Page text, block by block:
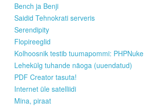
Bench ja Benji
Saidid Tehnokrati serveris
Serendipity
Flopireeglid
Kolhoosnik testib tuumapommi: PHPNuke
Lehekülg tuhande näoga (uuendatud)
PDF Creator tasuta!
Internet üle satelliidi
Mina, piraat